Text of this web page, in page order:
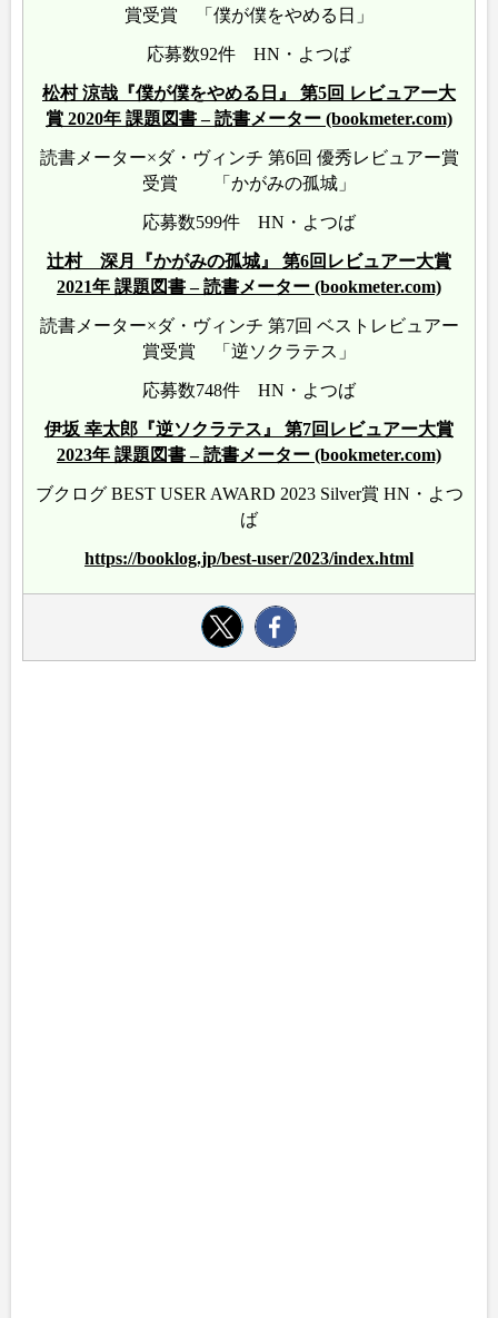
賞受賞 「僕が僕をやめる日」
応募数92件 HN・よつば
松村 涼哉『僕が僕をやめる日』 第5回 レビュアー大
賞 2020年 課題図書 – 読書メーター (bookmeter.com)
読書メーター×ダ・ヴィンチ 第6回 優秀レビュアー賞
受賞 「かがみの孤城」
応募数599件 HN・よつば
辻村 深月『かがみの孤城』 第6回レビュアー大賞
2021年 課題図書 – 読書メーター (bookmeter.com)
読書メーター×ダ・ヴィンチ 第7回 ベストレビュアー
賞受賞 「逆ソクラテス」
応募数748件 HN・よつば
伊坂 幸太郎『逆ソクラテス』 第7回レビュアー大賞
2023年 課題図書 – 読書メーター (bookmeter.com)
ブクログ BEST USER AWARD 2023 Silver賞 HN・よつ
ば
https://booklog.jp/best-user/2023/index.html